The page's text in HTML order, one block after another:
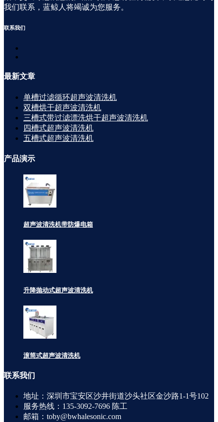
我们联系，蓝鲸人将竭诚为您服务。
联系我们
最新文章
单槽过滤循环超声波清洗机
双槽烘干超声波清洗机
三槽式带过滤漂洗烘干超声波清洗机
四槽式超声波清洗机
五槽式超声波清洗机
产品演示
超声波清洗机带防爆电箱
升降抛动式超声波清洗机
滚筒式超声波清洗机
联系我们
地址：深圳市宝安区沙井街道沙头社区金沙路1-1号102
服务热线：135-3092-7696 陈工
邮箱：toby@bwhalesonic.com